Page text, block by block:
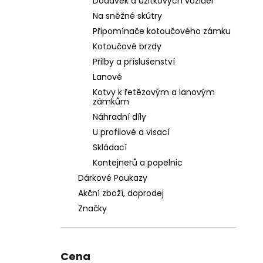
Na sněžné skútry
Připomínače kotoučového zámku
Kotoučové brzdy
Přilby a příslušenství
Lanové
Kotvy k řetězovým a lanovým
zámkům
Náhradní díly
U profilové a visací
Skládací
Kontejnerů a popelnic
Dárkové Poukazy
Akční zboží, doprodej
Značky
Cena